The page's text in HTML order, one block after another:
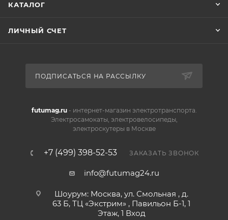
КАТАЛОГ
ЛИЧНЫЙ СЧЕТ
ПОДПИСАТЬСЯ НА РАССЫЛКУ
futumag.ru- интернет-магазин электротранспорта.
Электросамокаты, электровелосипеды,
электроскутеры в Москве
+7 (499) 398-52-53 ЗАКАЗАТЬ ЗВОНОК
info@futumag24.ru
Шоурум: Москва, ул. Смольная , д.
63 Б, ТЦ «Экстрим» , Павильон Б-1, 1
Этаж, 1 Вход